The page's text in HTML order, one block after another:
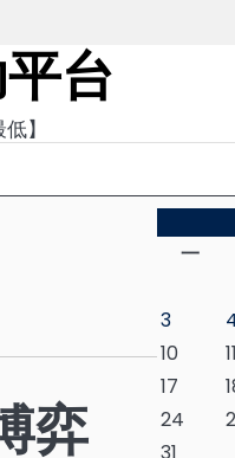
台
】
弈
一
3
10
11
17
24